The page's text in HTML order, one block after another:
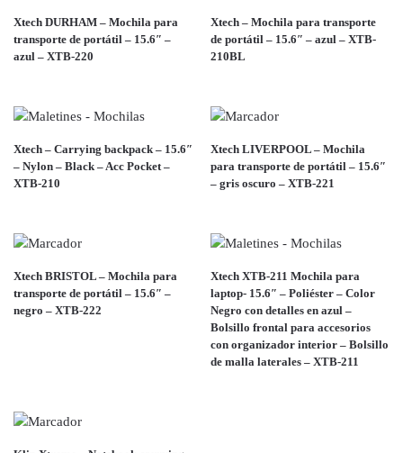
Xtech DURHAM – Mochila para
transporte de portátil – 15.6″ –
azul – XTB-220
Xtech – Mochila para transporte
de portátil – 15.6″ – azul – XTB-
210BL
Xtech – Carrying backpack – 15.6″
– Nylon – Black – Acc Pocket –
XTB-210
Xtech LIVERPOOL – Mochila
para transporte de portátil – 15.6″
– gris oscuro – XTB-221
Xtech BRISTOL – Mochila para
transporte de portátil – 15.6″ –
negro – XTB-222
Xtech XTB-211 Mochila para
laptop- 15.6″ – Poliéster – Color
Negro con detalles en azul –
Bolsillo frontal para accesorios
con organizador interior – Bolsillo
de malla laterales – XTB-211